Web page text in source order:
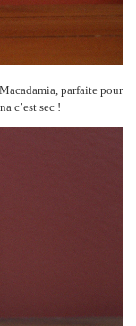
parfaite pour
c’est sec !